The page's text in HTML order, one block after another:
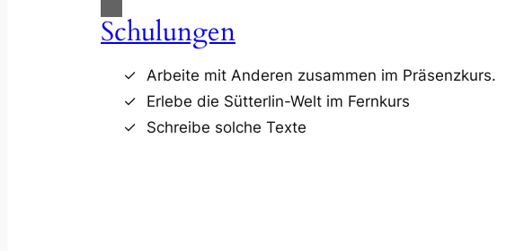
Schulungen
Arbeite mit Anderen zusammen im Präsenzkurs.
Erlebe die Sütterlin-Welt im Fernkurs
Schreibe solche Texte